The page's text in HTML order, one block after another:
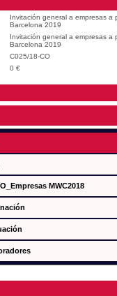
Invitación general a empresas a
Barcelona 2019
Invitación general a empresas a
Barcelona 2019
C025/18-CO
0 €
MWC2018